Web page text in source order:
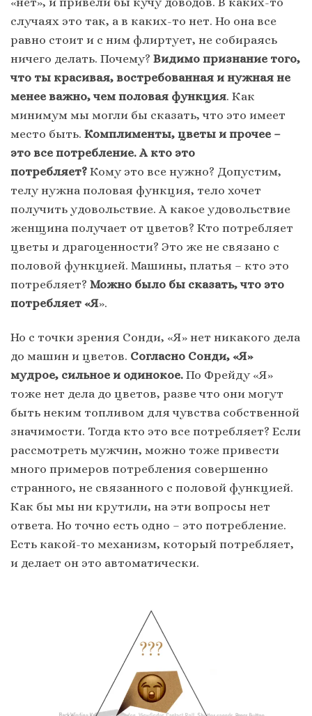
случаях это так, а в каких-то нет. Но она все
равно стоит и с ним флиртует, не собираясь
ничего делать. Почему? Видимо признание того,
что ты красивая, востребованная и нужная не
менее важно, чем половая функция. Как
минимум мы могли бы сказать, что это имеет
место быть. Комплименты, цветы и прочее –
это все потребление. А кто это
потребляет? Кому это все нужно? Допустим,
телу нужна половая функция, тело хочет
получить удовольствие. А какое удовольствие
женщина получает от цветов? Кто потребляет
цветы и драгоценности? Это же не связано с
половой функцией. Машины, платья – кто это
потребляет? Можно было бы сказать, что это
потребляет «Я».
Но с точки зрения Сонди, «Я» нет никакого дела
до машин и цветов. Согласно Сонди, «Я»
мудрое, сильное и одинокое. По Фрейду «Я»
тоже нет дела до цветов, разве что они могут
быть неким топливом для чувства собственной
значимости. Тогда кто это все потребляет? Если
рассмотреть мужчин, можно тоже привести
много примеров потребления совершенно
странного, не связанного с половой функцией.
Как бы мы ни крутили, на эти вопросы нет
ответа. Но точно есть одно – это потребление.
Есть какой-то механизм, который потребляет,
и делает он это автоматически.